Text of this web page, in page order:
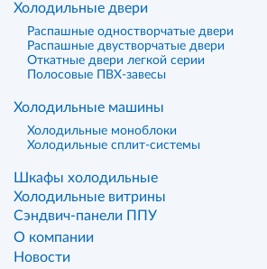
Холодильные двери
Распашные одностворчатые двери
Распашные двустворчатые двери
Откатные двери легкой серии
Полосовые ПВХ-завесы
Холодильные машины
Холодильные моноблоки
Холодильные сплит-системы
Шкафы холодильные
Холодильные витрины
Сэндвич-панели ППУ
О компании
Новости